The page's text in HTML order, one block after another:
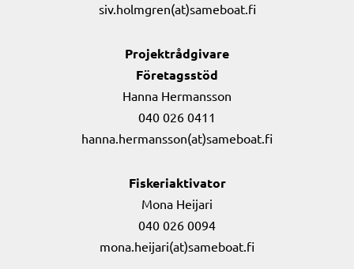
siv.holmgren(at)sameboat.fi
Projektrådgivare
Företagsstöd
Hanna Hermansson
040 026 0411
hanna.hermansson(at)sameboat.fi
Fiskeriaktivator
Mona Heijari
040 026 0094
mona.heijari(at)sameboat.fi